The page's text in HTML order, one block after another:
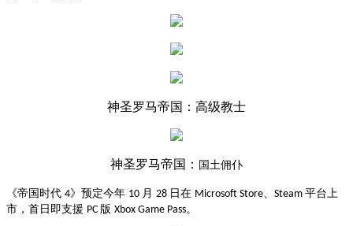
神圣罗马帝国：高级教士
神圣罗马帝国： 国土佣仆
《帝国时代 4》预定今年 10 月 28 日在 Microsoft Store Steam 平台上
市，首日即支援 PC 版 Xbox Game Pass。